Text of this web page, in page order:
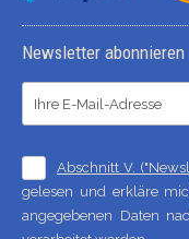
Newsletter abonnieren
Abschnitt V.
gelesen und erkläre
angegebenen Daten